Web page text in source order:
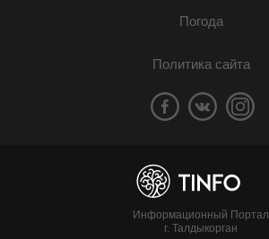
Погода
Политика сайта
Информационный Портал
г. Талдыкорган